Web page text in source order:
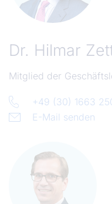
Dr. Hilmar
Mitglied der
+49 (30) 1663
E-Mail senden